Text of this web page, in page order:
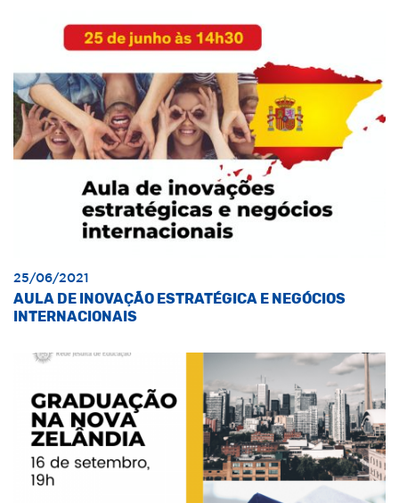
25/06/2021
AULA DE INOVAÇÃO ESTRATÉGICA E NEGÓCIOS
INTERNACIONAIS